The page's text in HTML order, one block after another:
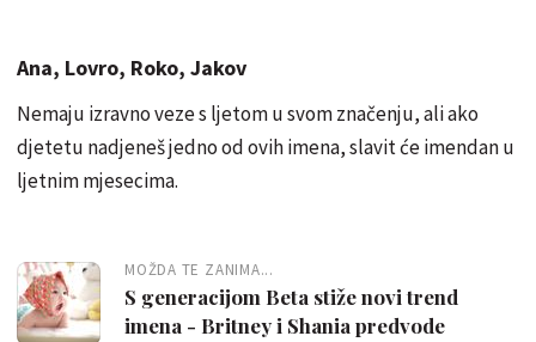
Ana, Lovro, Roko, Jakov
Nemaju izravno veze s ljetom u svom značenju, ali ako
djetetu nadjeneš jedno od ovih imena, slavit će imendan u
ljetnim mjesecima.
MOŽDA TE ZANIMA...
S generacijom Beta stiže novi trend
imena - Britney i Shania predvode